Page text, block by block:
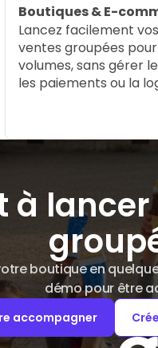
Boutiques & E-
Lancez facilement
ventes groupées
volumes, sans gérer
les paiements ou la
à
boutique en
démo pour être
accompagner